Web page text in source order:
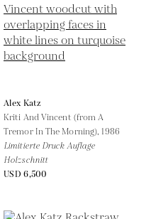
Alex Katz
Kriti And Vincent (from A
Tremor In The Morning),1986
Limitierte Druck Auflage
Holzschnitt
USD 6,500